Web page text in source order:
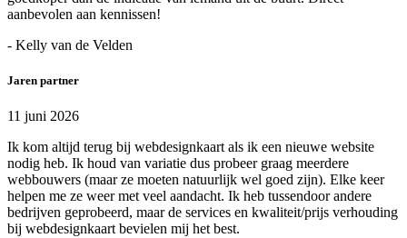
aanbevolen aan kennissen!
- Kelly van de Velden
Jaren partner
11 juni 2026
Ik kom altijd terug bij webdesignkaart als ik een nieuwe website
nodig heb. Ik houd van variatie dus probeer graag meerdere
webbouwers (maar ze moeten natuurlijk wel goed zijn). Elke keer
helpen me ze weer met veel aandacht. Ik heb tussendoor andere
bedrijven geprobeerd, maar de services en kwaliteit/prijs verhouding
bij webdesignkaart bevielen mij het best.